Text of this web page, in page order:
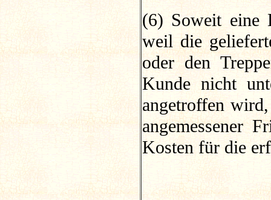
(6) Soweit eine
weil die
oder den
Kunde nicht
angetroffen
angemessener
Kosten für die